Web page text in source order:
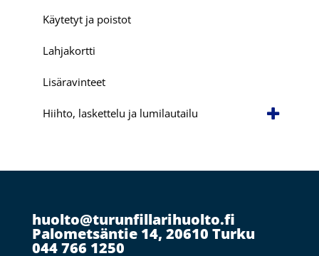
Käytetyt ja poistot
Lahjakortti
Lisäravinteet
Hiihto, laskettelu ja lumilautailu
huolto@turunfillarihuolto.fi
Palometsäntie 14, 20610 Turku
044 766 1250